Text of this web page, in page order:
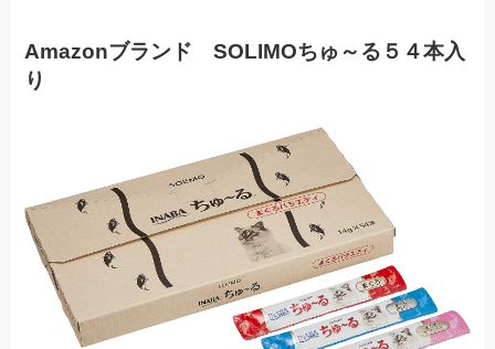
Amazonブランド SOLIMOちゅ～る５４本入
り